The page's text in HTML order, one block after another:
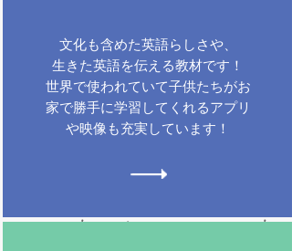
文化も含めた英語らしさや、
生きた英語を伝える教材です！
世界で使われていて子供たちがお
家で勝手に学習してくれるアプリ
や映像も充実しています！